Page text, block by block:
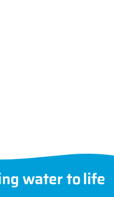
en eventuele bezorgkosten,